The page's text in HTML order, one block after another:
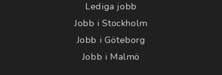
Lediga jobb
Jobb i Stockholm
Jobb i Göteborg
Jobb i Malmö